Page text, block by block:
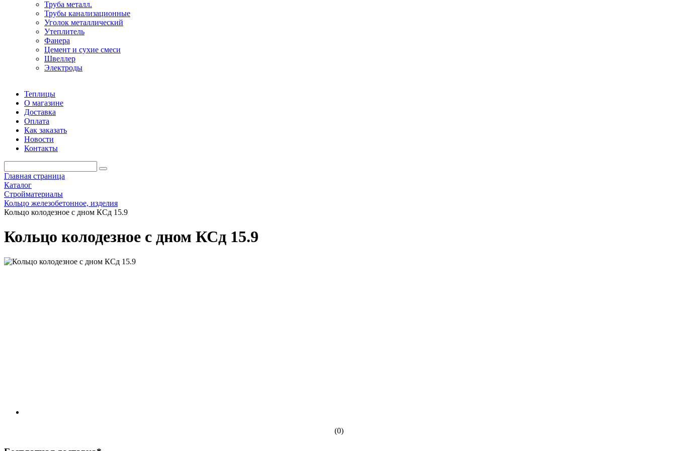
Труба металл.
Трубы канализационные
Уголок металлический
Утеплитель
Фанера
Цемент и сухие смеси
Швеллер
Электроды
Теплицы
О магазине
Доставка
Оплата
Как заказать
Новости
Контакты
Главная страница
Каталог
Стройматериалы
Кольцо железобетонное, изделия
Кольцо колодезное с дном КСд 15.9
Кольцо колодезное с дном КСд 15.9
(0)